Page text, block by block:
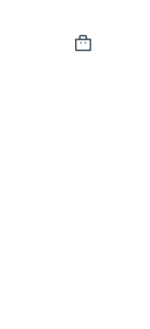
Košarica